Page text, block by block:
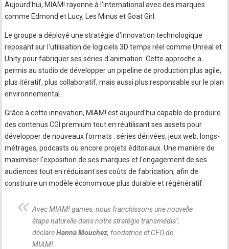
Aujourd'hui, MIAM! rayonne à l'international avec des marques
comme Edmond et Lucy, Les Minus et Goat Girl.
Le groupe a déployé une stratégie d'innovation technologique
reposant sur l'utilisation de logiciels 3D temps réel comme Unreal et
Unity pour fabriquer ses séries d'animation. Cette approche a
permis au studio de développer un pipeline de production plus agile,
plus itératif, plus collaboratif, mais aussi plus responsable sur le plan
environnemental.
Grâce à cette innovation, MIAM! est aujourd'hui capable de produire
des contenus CGI premium tout en réutilisant ses assets pour
développer de nouveaux formats : séries dérivées, jeux web, longs-
métrages, podcasts ou encore projets éditoriaux. Une manière de
maximiser l'exposition de ses marques et l'engagement de ses
audiences tout en réduisant ses coûts de fabrication, afin de
construire un modèle économique plus durable et régénératif.
Avec MIAM! games, nous franchissons une nouvelle
étape naturelle dans notre stratégie transmédia",
déclareHanna Mouchez, fondatrice et CEO de
MIAM!.